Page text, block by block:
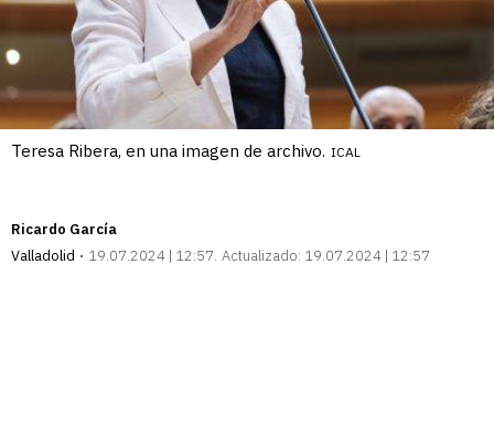
Teresa Ribera, en una imagen de archivo. ICAL
Ricardo García
Valladolid
19.07.2024 | 12:57 Actualizado: 19.07.2024 | 12:57